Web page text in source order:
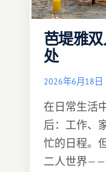
芭堤雅
处
2026年6月18日
在日常生活
后：工作、
忙的日程。
二人世界——